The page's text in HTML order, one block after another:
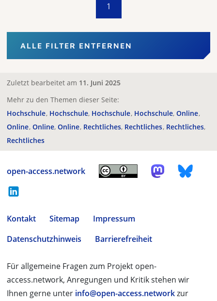
1
ALLE FILTER ENTFERNEN
Zuletzt bearbeitet am 11. Juni 2025
Mehr zu den Themen dieser Seite:
Hochschule Hochschule Hochschule Hochschule Online
Online Online Online Rechtliches Rechtliches Rechtliches
Rechtliches
open-access.network
Kontakt Sitemap
Impressum
Datenschutzhinweis
Barrierefreiheit
Für allgemeine Fragen zum Projekt open-
access.network, Anregungen und Kritik stehen wir
Ihnen gerne unter info@open-access.networkzur